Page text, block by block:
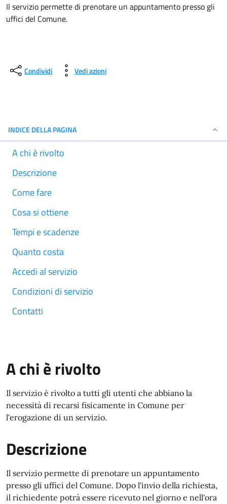
Il servizio permette di prenotare un appuntamento presso gli
uffici del Comune.
Condividi Vedi azioni
INDICE DELLA PAGINA
A chi è rivolto
Descrizione
Come fare
Cosa si ottiene
Tempi e scadenze
Quanto costa
Accedi al servizio
Condizioni di servizio
Contatti
A chi è rivolto
Il servizio è rivolto a tutti gli utenti che abbiano la
necessità di recarsi fisicamente in Comune per
l'erogazione di un servizio.
Descrizione
Il servizio permette di prenotare un appuntamento
presso gli uffici del Comune. Dopo l'invio della richiesta,
il richiedente potrà essere ricevuto nel giorno e nell'ora